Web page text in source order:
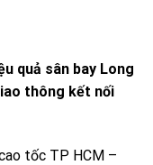
quả sân bay Long
thông kết nối
tốc TP HCM –